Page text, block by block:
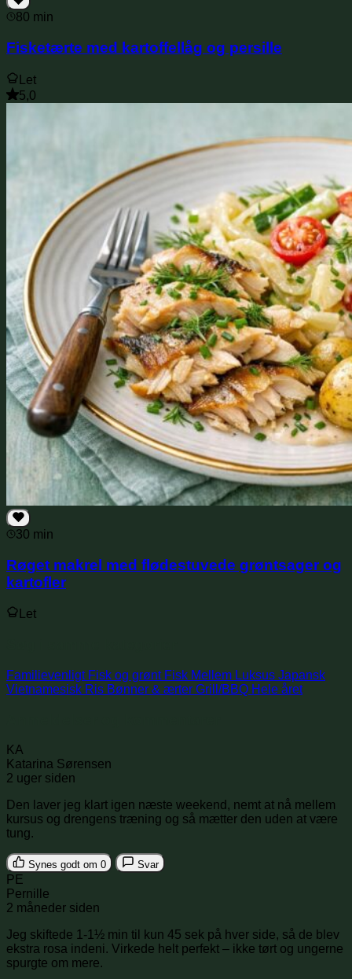
80 min
Fisketærte med kartoffellåg og persille
Let
5,0
30 min
Røget makrel med flødestuvede grøntsager og
kartofler
Let
Familievenligt Fisk og grønt Fisk Mellem Luksus Japansk
Vietnamesisk Ris Bønner & ærter Grill/BBQ Hele året
KA
Katarina Sørensen
2 uger siden
Den laver jeg klart igen næste weekend, nemt at nå mellem
kursus og drengens træning og så mætter den uden at være
tung.
Synes godt om 0 Svar
PE
Pernille
2 måneder siden
Jeg skiftede 1-1½ min til kun 45 sek på hver side, så de blev
ekstra rosa indeni. Virkede helt perfekt – ikke tørt og ungerne
spurgte om mere.